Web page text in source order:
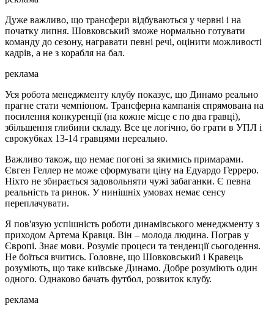
Дуже важливо, що трансфери відбуваються у червні і на
початку липня. Шовковський зможе нормально готувати
команду до сезону, награвати певні речі, оцінити можливості
кадрів, а не з корабля на бал.
реклама
Уся робота менеджменту клубу показує, що Динамо реально
прагне стати чемпіоном. Трансферна кампанія спрямована на
посилення конкуренції (на кожне місце є по два гравці),
збільшення глибини складу. Все це логічно, бо грати в УПЛ і
єврокубках 13-14 гравцями нереально.
Важливо також, що немає погоні за якимись примарами.
Євген Геллер не може сформувати ціну на Едуардо Герреро.
Ніхто не збирається задовольняти чужі забаганки. Є певна
реальність та ринок. У нинішніх умовах немає сенсу
переплачувати.
Я пов'язую успішність роботи динамівського менеджменту з
приходом Артема Кравця. Він – молода людина. Пограв у
Європі. Знає мови. Розуміє процеси та тенденції сьогодення.
Не боїться вчитись. Головне, що Шовковський і Кравець
розуміють, що таке київське Динамо. Добре розуміють один
одного. Однаково бачать футбол, розвиток клубу.
реклама